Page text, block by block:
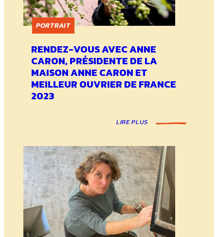
PORTRAIT
RENDEZ-VOUS AVEC ANNE
CARON, PRÉSIDENTE DE LA
MAISON ANNE CARON ET
MEILLEUR OUVRIER DE FRANCE
2023
LIRE PLUS